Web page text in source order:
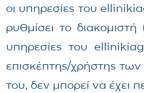
οι υπηρεσίες του
ρυθμίσει το
υπηρεσίες του
επισκέπτης/χρήστης
του, δεν μπορεί να έχει